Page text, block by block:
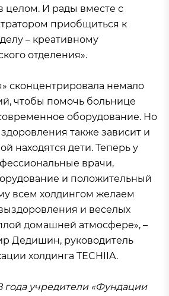
целом. И рады вместе с
приобщиться к
– креативному
отделения».
сконцентрировала немало
чтобы помочь больнице
оборудование. Но
также зависит и
находятся дети. Теперь у
врачи,
и положительный
всем холдингом желаем
и веселых
домашней атмосфере», –
Дедишин, руководитель
холдинга TECHIIA.
года учредители «Фундации